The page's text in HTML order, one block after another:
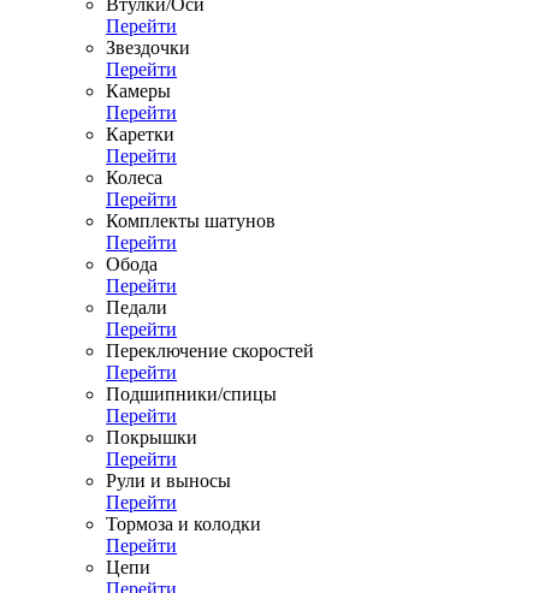
Втулки/Оси
Перейти
Звездочки
Перейти
Камеры
Перейти
Каретки
Перейти
Колеса
Перейти
Комплекты шатунов
Перейти
Обода
Перейти
Педали
Перейти
Переключение скоростей
Перейти
Подшипники/спицы
Перейти
Покрышки
Перейти
Рули и выносы
Перейти
Тормоза и колодки
Перейти
Цепи
Перейти